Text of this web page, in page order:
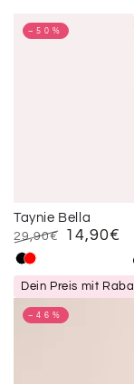
Taynie Bella
Regulärer
29,90€
14,90€
Schwarz
Rot
Dein Preis mit
–50%
–46%